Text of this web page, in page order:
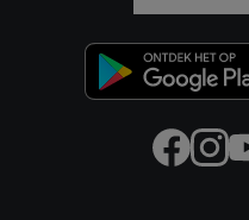
en Lidl-diensten, met behulp
met eventuele andere
Criteo S.A. beschikt, aan jou
Onder "Aanpassen" kun je
vergelijkbare technieken en
je instemt. Verder kan je er